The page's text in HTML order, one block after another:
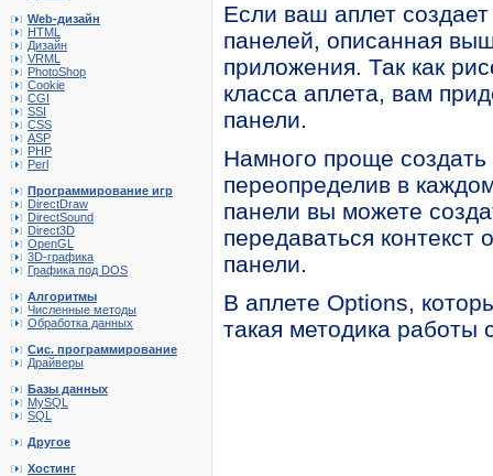
Web-дизайн
HTML
Дизайн
VRML
PhotoShop
Cookie
CGI
SSI
CSS
ASP
PHP
Perl
Программирование игр
DirectDraw
DirectSound
Direct3D
OpenGL
3D-графика
Графика под DOS
Алгоритмы
Численные методы
Обработка данных
Сис. программирование
Драйверы
Базы данных
MySQL
SQL
Другое
Хостинг
Если ваш аплет
панелей, описанная
приложения. Так как
класса аплета, вам
панели.
Намного проще создать
переопределив в
панели вы можете
передаваться
панели.
В аплете Options,
такая методика работы